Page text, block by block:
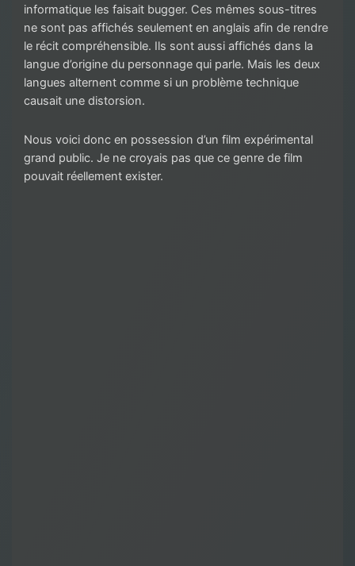
informatique les faisait bugger. Ces mêmes sous-titres
ne sont pas affichés seulement en anglais afin de rendre
le récit compréhensible. Ils sont aussi affichés dans la
langue d’origine du personnage qui parle. Mais les deux
langues alternent comme si un problème technique
causait une distorsion.
Nous voici donc en possession d’un film expérimental
grand public. Je ne croyais pas que ce genre de film
pouvait réellement exister.